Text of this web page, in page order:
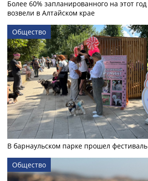
Более 60% запланированного на этот
возвели в Алтайском крае
Общество
В барнаульском парке прошел
Общество